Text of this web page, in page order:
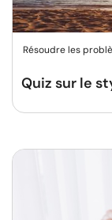
Résoudre les
Quiz sur le